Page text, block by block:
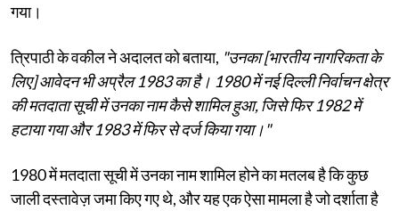
गया।
त्रिपाठी के वकील ने अदालत को बताया, "उनका [भारतीय नागरिकता के
लिए] आवेदन भी अप्रैल 1983 का है। 1980 में नई दिल्ली निर्वाचन क्षेत्र
की मतदाता सूची में उनका नाम कैसे शामिल हुआ, जिसे फिर 1982 में
हटाया गया और 1983 में फिर से दर्ज किया गया।"
1980 में मतदाता सूची में उनका नाम शामिल होने का मतलब है कि कुछ
जाली दस्तावेज़ जमा किए गए थे, और यह एक ऐसा मामला है जो दर्शाता है